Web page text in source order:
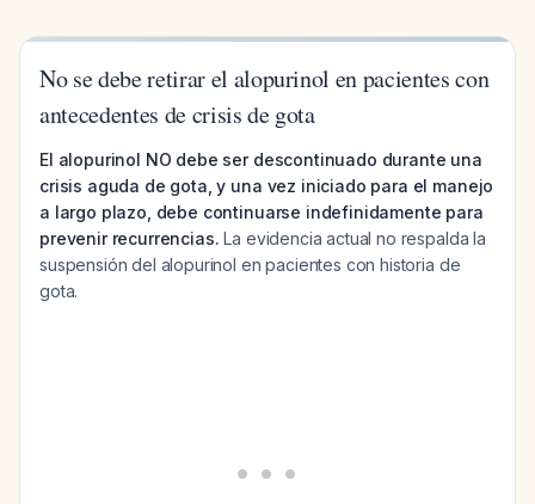
No se debe retirar el alopurinol en pacientes con
antecedentes de crisis de gota
El alopurinol NO debe ser descontinuado durante una
crisis aguda de gota, y una vez iniciado para el manejo
a largo plazo, debe continuarse indefinidamente para
prevenir recurrencias. La evidencia actual no respalda la
suspensión del alopurinol en pacientes con historia de
gota.